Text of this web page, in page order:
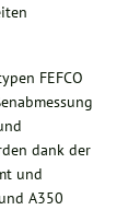
FEFCO
dank der
und
A350